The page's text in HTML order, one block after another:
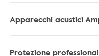
Apparecchi acustici
Protezione